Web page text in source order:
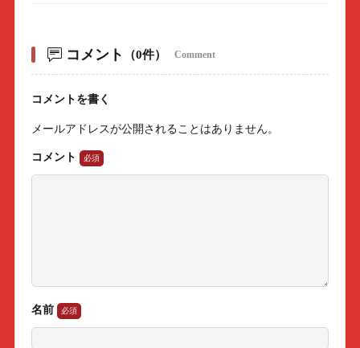
コメント （0件） Comment
コメントを書く
メールアドレスが公開されることはありません。
コメント
名前